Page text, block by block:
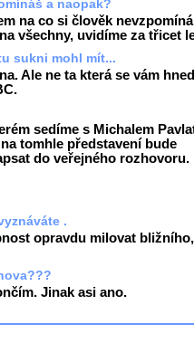
a naopak?
na co si člověk
všechny, uvidíme za třicet
sukni mohl mít...
Ale ne ta která se vám hned
sedíme s Michalem
tomhle představení bude
do veřejného rozhovoru.
.
opravdu milovat
Jinak asi ano.